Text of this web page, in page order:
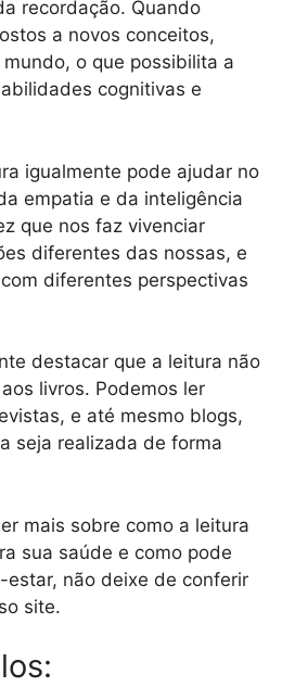
recordação. Quando
a novos conceitos,
o que possibilita a
cognitivas e
igualmente pode ajudar no
empatia e da inteligência
que nos faz vivenciar
diferentes das nossas, e
diferentes perspectivas
destacar que a leitura não
livros. Podemos ler
e até mesmo blogs,
seja realizada de forma
mais sobre como a leitura
sua saúde e como pode
estar, não deixe de conferir
site.